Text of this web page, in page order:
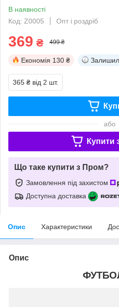
В наявності
Код: Z0005
Опт і роздріб
369 ₴ 499 ₴
Економія 130 ₴
365 ₴ від 2 шт.
або
Купити
Що таке купити з Пром?
Замовлення під захистом
Доступна доставка
Опис Характеристики
Опис